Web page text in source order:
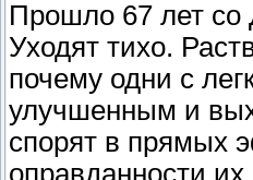
Прошло 67 лет со
Уходят тихо.
почему одни с
улучшенным и
спорят в прямых
оправданности их